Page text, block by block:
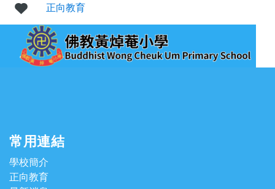
正向教育
常用連結
學校簡介
正向教育